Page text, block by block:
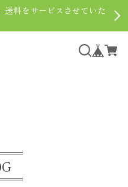
料をサービスさせていた